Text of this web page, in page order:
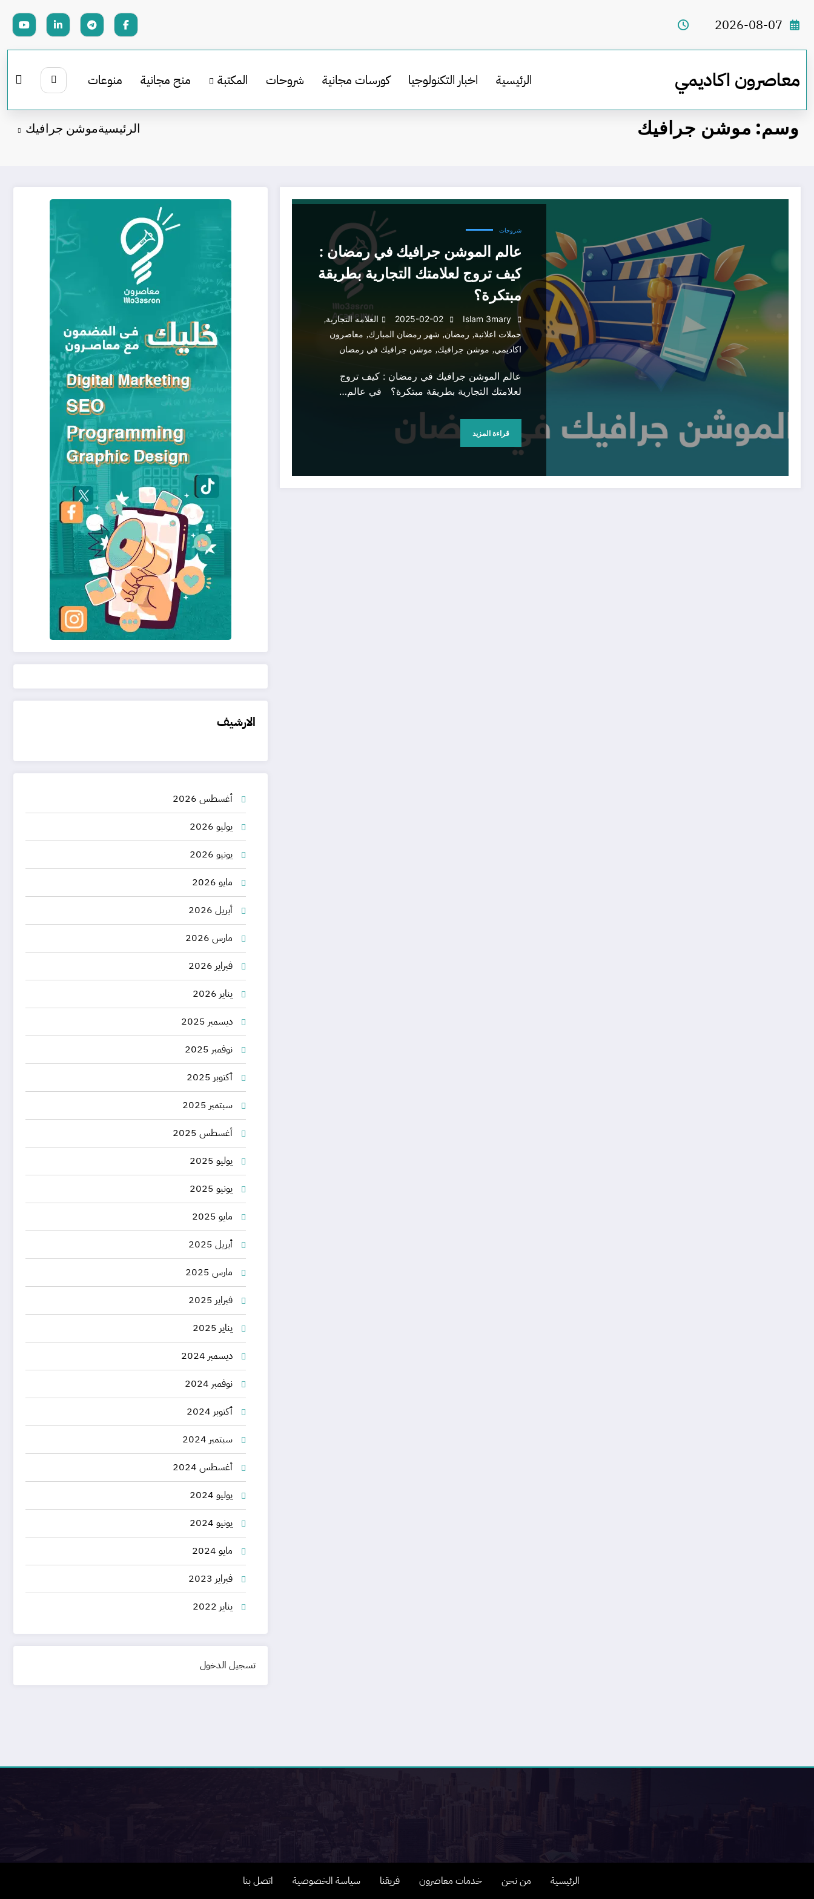
2026-08-07
معاصرون اكاديمي الرئيسية اخبار التكنولوجيا كورسات مجانية شروحات المكتبة منح مجانية منوعات
وسم: موشن جرافيك الرئيسيةموشن جرافيك
عالم الموشن جرافيك في رمضان : كيف تروج لعلامتك التجارية بطريقة مبتكرة؟
شروحات
عالم الموشن جرافيك في رمضان :
كيف تروج لعلامتك التجارية بطريقة
مبتكرة؟
Islam 3mary
2025-02-02 العلامه التجارية,
حملات اعلانبة, رمضان, شهر رمضان المبارك, معاصرون
اكاديمي, موشن جرافيك, موشن جرافيك في رمضان
عالم الموشن جرافيك في رمضان : كيف تروج
لعلامتك التجارية بطريقة مبتكرة؟ في عالم…
قراءة المزيد
الارشيف
أغسطس 2026
يوليو 2026
يونيو 2026
مايو 2026
أبريل 2026
مارس 2026
فبراير 2026
يناير 2026
ديسمبر 2025
نوفمبر 2025
أكتوبر 2025
سبتمبر 2025
أغسطس 2025
يوليو 2025
يونيو 2025
مايو 2025
أبريل 2025
مارس 2025
فبراير 2025
يناير 2025
ديسمبر 2024
نوفمبر 2024
أكتوبر 2024
سبتمبر 2024
أغسطس 2024
يوليو 2024
يونيو 2024
مايو 2024
فبراير 2023
يناير 2022
تسجيل الدخول
الرئيسية من نحن خدمات معاصرون فريقنا سياسة الخصوصية اتصل بنا